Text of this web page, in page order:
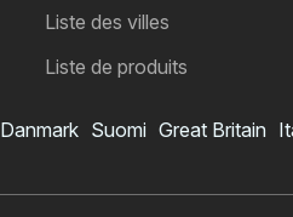
Liste des villes
Liste de produits
Danmark Suomi Great Britain